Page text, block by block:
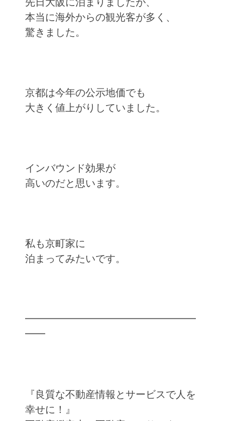
本当に海外からの観光客が多く、
驚きました。
京都は今年の公示地価でも
大きく値上がりしていました。
インバウンド効果が
高いのだと思います。
私も京町家に
泊まってみたいです。
━━━━━━━━━━━━━━━━━
━━
『良質な不動産情報とサービスで人を
幸せに！』